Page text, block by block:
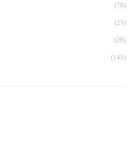
(78)
(25)
(26)
(145)